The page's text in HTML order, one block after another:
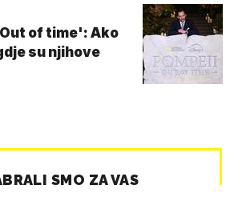
of time': Ako
su njihove